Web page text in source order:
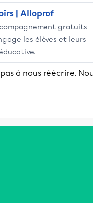
| Alloprof
gratuits
les élèves et leurs
à nous réécrire.